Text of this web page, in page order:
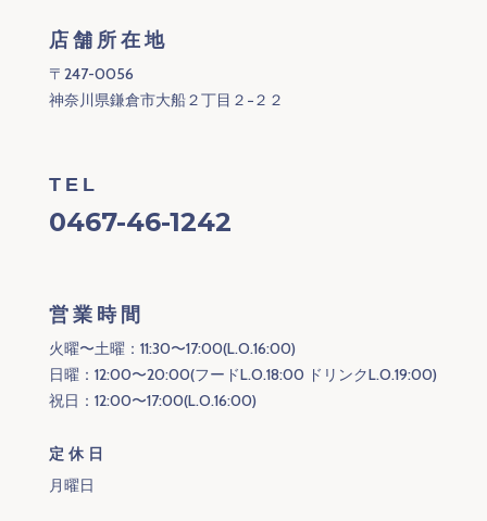
店舗所在地
〒247-0056
神奈川県鎌倉市大船２丁目２−２２
TEL
0467-46-1242
営業時間
火曜〜土曜：11:30〜17:00(L.O.16:00)
日曜：12:00〜20:00(フードL.O.18:00 ドリンクL.O.19:00)
祝日：12:00〜17:00(L.O.16:00)
定休日
月曜日